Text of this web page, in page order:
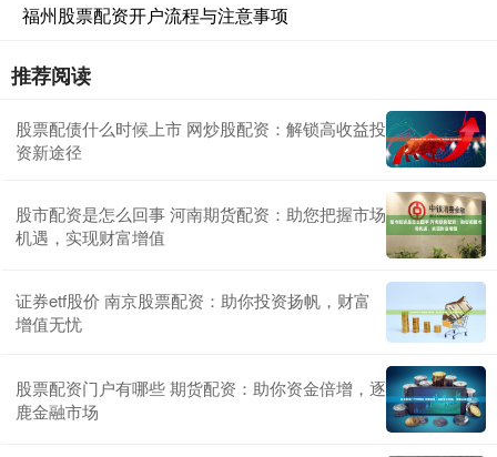
福州股票配资开户流程与注意事项
推荐阅读
股票配债什么时候上市 网炒股配资：解锁高收益投
资新途径
股市配资是怎么回事 河南期货配资：助您把握市场
机遇，实现财富增值
证券etf股价 南京股票配资：助你投资扬帆，财富
增值无忧
股票配资门户有哪些 期货配资：助你资金倍增，逐
鹿金融市场